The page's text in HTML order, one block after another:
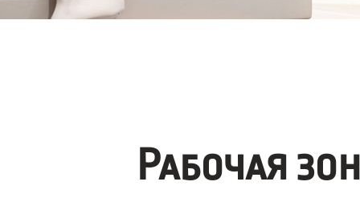
Рабочая